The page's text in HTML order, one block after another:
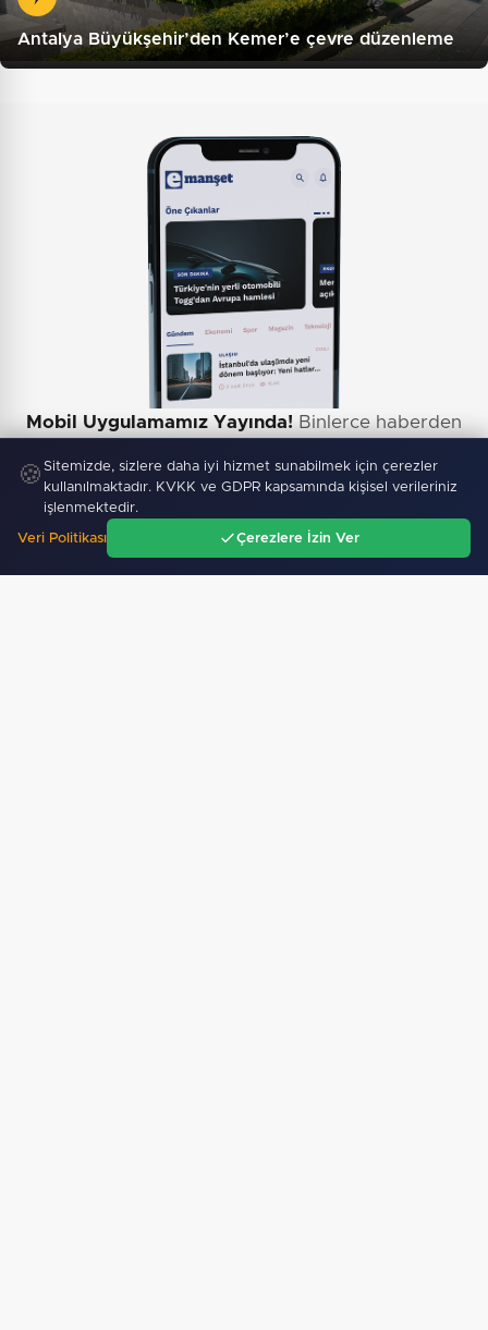
Antalya Büyükşehir’den Kemer’e çevre düzenleme
Mobil Uygulamamız Yayında! Binlerce haberden
🍪 Sitemizde, sizlere daha iyi hizmet sunabilmek için çerezler
kullanılmaktadır. KVKK ve GDPR kapsamında kişisel verileriniz
işlenmektedir.
Veri Politikası Çerezlere İzin Ver
Gündem Ara Menü